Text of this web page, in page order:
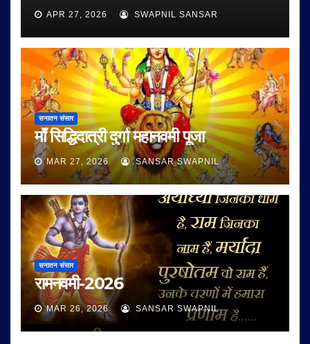
APR 27, 2026 SWAPNIL SANSAR
सनातन संसार
माँ सिद्धिदात्री दुर्गा महानवमी पूजा
MAR 27, 2026 SANSAR SWAPNIL
सनातन संसार
रामनवमी-2026
MAR 26, 2026 SANSAR SWAPNIL